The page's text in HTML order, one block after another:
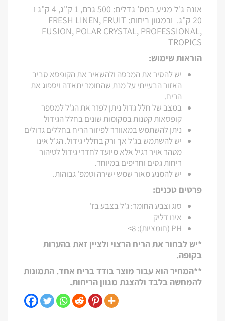
אונה ג'ל מגיע במס' גדלים: 500 גרם, 1 ק"ג, 4 ק"ג ו
20 ק"ג. ובמגוון ריחות: FRESH LINEN, FRUIT
FUSION, POLAR CRYSTAL, PROFESSIONAL,
TROPICS
הוראות שימוש:
יש להסיר את המכסה ולהשאיר את הקופסא סביב
האזור הבעייתי על מנת שהחומר יתאדה ויספוג את
הריח.
במצב של חלל גדול ניתן לפזר את הג'ל למספר
קופסאות קטנות במקומות שונים בחלל הגידול
ניתן להשתמש במאוורר לפיזור הריח בחללים גדולים
יש להשתמש בג'ל אך ורק בחללי גידול. הג'ל אינו
מטהר אויר רגיל אלא מיועד לחדרי גידול לטיהור
ריחות גסים וחריפים במיוחד.
יש להמנע מאור שמש ישירה וטמפ' גבוהות.
פרטים טכנים:
סוג וצבע החומר: ג'ל בצבע בז'
אינו דליק
PH (חומציות): 8>
*יש לבחור את הריח הרצוי ולציין זאת בהערות
בקופה.
**המחיר הוא עבור מוצר בודד בריח אחד. התמונות
להמחשה בלבד ולהצגת מגוון הריחות.